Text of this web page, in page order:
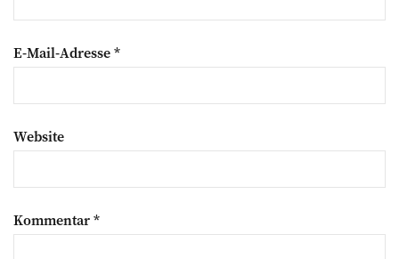
E-Mail-Adresse*
Website
Kommentar*